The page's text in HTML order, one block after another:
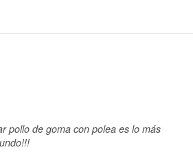
pollo de goma con polea es lo más